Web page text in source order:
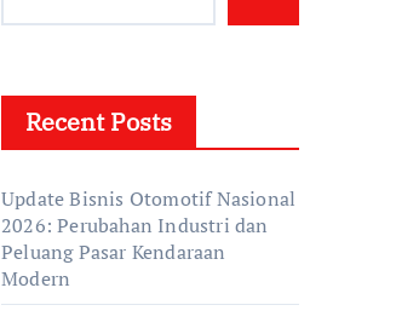
Recent Posts
Update Bisnis Otomotif Nasional
2026: Perubahan Industri dan
Peluang Pasar Kendaraan
Modern